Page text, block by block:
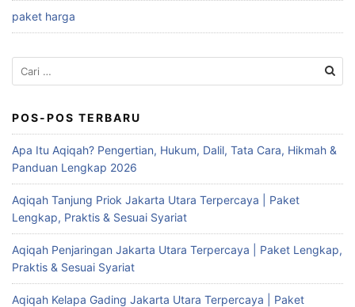
paket harga
Cari
untuk:
POS-POS TERBARU
Apa Itu Aqiqah? Pengertian, Hukum, Dalil, Tata Cara, Hikmah &
Panduan Lengkap 2026
Aqiqah Tanjung Priok Jakarta Utara Terpercaya | Paket
Lengkap, Praktis & Sesuai Syariat
Aqiqah Penjaringan Jakarta Utara Terpercaya | Paket Lengkap,
Praktis & Sesuai Syariat
Aqiqah Kelapa Gading Jakarta Utara Terpercaya | Paket